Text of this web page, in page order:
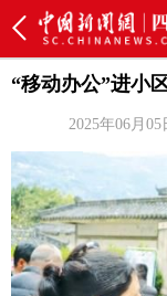
“移动办公”进小
2025年06月05